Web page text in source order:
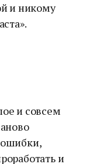
и никому
и совсем
и